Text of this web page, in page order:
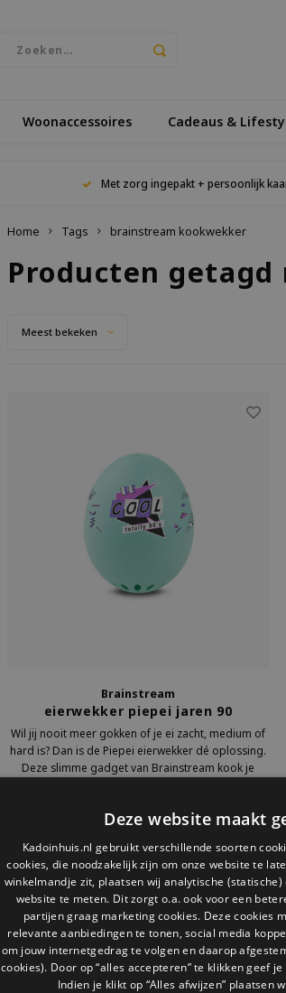
Woonaccessoires Cadeaus &
Met zorg ingepakt + persoonlijk
Home Tags brainstream kookwekker
Producten
Meest bekeken
Brainstream
eierwekker piepei jaren 90
Wil jij nooit meer gokken of je ei zacht, medium of
hard is? Dan is de Piepei eierwekker dé oplossing.
Deze slimme gadget van Brainstream kook je
melodietje.
5 OP VOORRAAD
Deze website maakt
Kadoinhuis.nl gebruikt verschillende soorten
cookies, die noodzakelijk zijn om onze website te
winkelmandje zit, plaatsen wij analytische
website te meten. Dit zorgt o.a. ook voor een
partijen graag marketing cookies. Deze cookies
relevante aanbiedingen te tonen, social media
om jouw internetgedrag te volgen en daarop
cookies). Door op “alles accepteren” te klikken geef
Indien je klikt op “Alles afwijzen” plaatsen